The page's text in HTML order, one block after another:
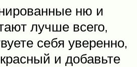
ню и
лучше всего,
себя уверенно,
и добавьте